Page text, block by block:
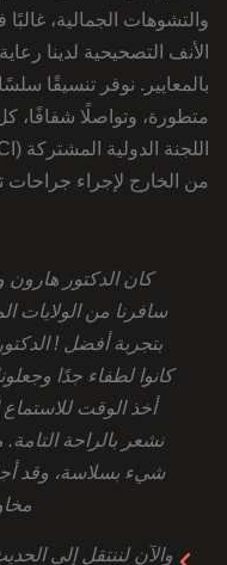
والتشوهات الجمالية،
الأنف التصحيحية لدينا
بالمعايير. نوفر تنسيقًا
متطورة، وتواصلًا شفافًا،
من الخارج لإجراء جراحات
كان الدكتور هارون
سافرنا من الولايات
بتجربة أفضل !
كانوا لطفاء جدًا
أخذ الوقت للاستماع
نشعر بالراحة
شيء بسلاسة، وقد
والآن لننتقل إلى